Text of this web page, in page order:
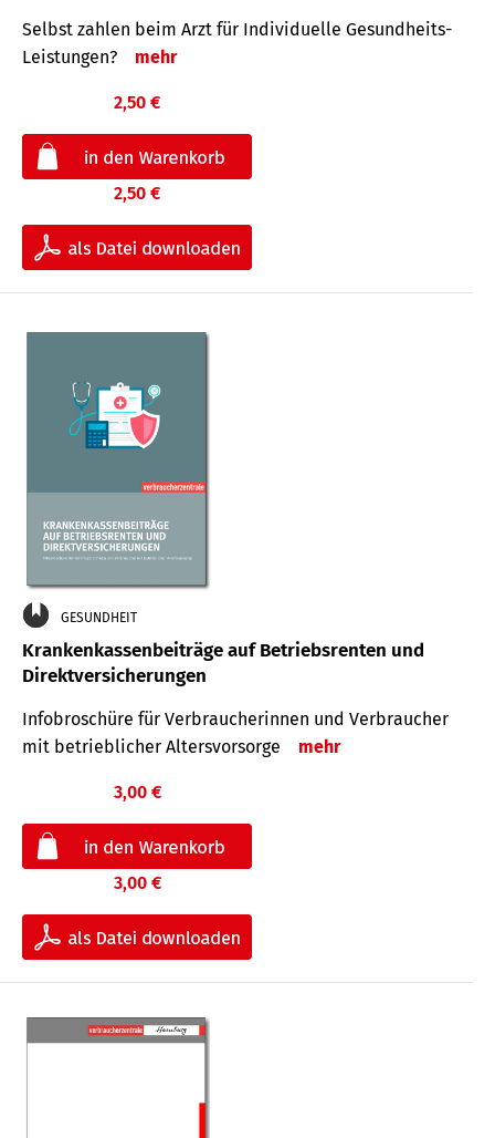
Selbst zahlen beim Arzt für Indi­vidu­elle Gesund­heits-
Leis­tungen?
mehr
2,50 €
2,50 €
GESUNDHEIT
Krankenkassenbeiträge auf Betriebsrenten und
Direktversicherungen
Infobroschüre für Verbraucherinnen und Verbraucher
mit betrieblicher Altersvorsorge
mehr
3,00 €
3,00 €